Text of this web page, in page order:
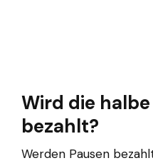
Wird die
bezahlt?
Werden Pausen